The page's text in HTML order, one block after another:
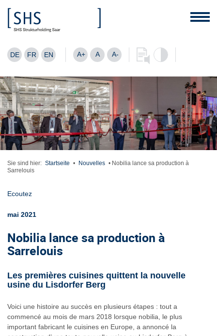
DE FR EN A+ A A-
Sie sind hier: Startseite • Nouvelles • Nobilia lance sa production à
Sarrelouis
Ecoutez
mai 2021
Nobilia lance sa production à
Sarrelouis
Les premières cuisines quittent la nouvelle
usine du Lisdorfer Berg
Voici une histoire au succès en plusieurs étapes : tout a
commencé au mois de mars 2018 lorsque nobilia, le plus
important fabricant le cuisines en Europe, a annoncé la